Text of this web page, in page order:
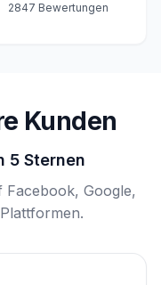
2847 Bewertungen
Kunden
5 Sternen
Facebook, Google,